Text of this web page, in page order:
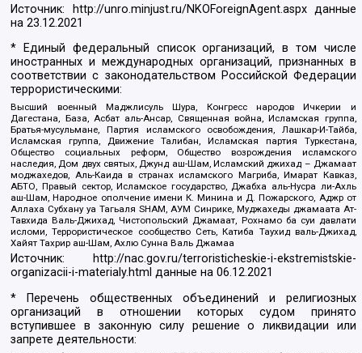
Источник: http://unro.minjust.ru/NKOForeignAgent.aspxданные
на23.12.2021
* Единый федеральный список организаций, в том числе
иностранных и международных организаций, признанных в
соответствии с законодательством Российской Федерации
террористическими:
Высший военный Маджлисуль Шура, Конгресс народов Ичкерии и
Дагестана, База, Асбат аль-Ансар, Священная война, Исламская группа,
Братья-мусульмане, Партия исламского освобождения, Лашкар-И-Тайба,
Исламская группа, Движение Талибан, Исламская партия Туркестана,
Общество социальных реформ, Общество возрождения исламского
наследия, Дом двух святых, Джунд аш-Шам, Исламский джихад – Джамаат
моджахедов, Аль-Каида в странах исламского Магриба, Имарат Кавказ,
АБТО, Правый сектор, Исламское государство, Джабха аль-Нусра ли-Ахль
аш-Шам, Народное ополчение имени К. Минина и Д. Пожарского, Аджр от
Аллаха Субхану уа Тагьаля SHAM, АУМ Синрике, Муджахеды джамаата Ат-
Тавхида Валь-Джихад, Чистопольский Джамаат, Рохнамо ба суи давлати
исломи, Террористическое сообщество Сеть, Катиба Таухид валь-Джихад,
Хайят Тахрир аш-Шам, Ахлю Сунна Валь Джамаа
Источник:
http://nac.gov.ru/terroristicheskie-i-ekstremistskie-
organizacii-i-materialy.html данные на06.12.2021
* Перечень общественных объединений и религиозных
организаций в отношении которых судом принято
вступившее в законную силу решение о ликвидации или
запрете деятельности: